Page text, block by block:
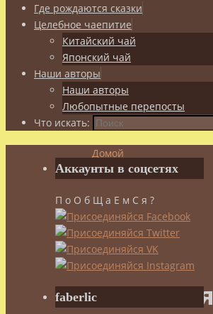
Где рождаются сказки
Целебное чаепитие
Китайский чай
Японский чай
Наши авторы
Наши авторы
Любопытные перепосты
Что искать:
Домой
Posts
"аллергия"
Метка:
аллергия
Аккаунты в соцсетях
П о О б Щ а Е м С я ?
faberlic